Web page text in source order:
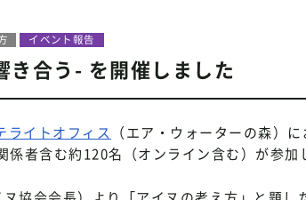
イベント報告
合う- を開催しました
ライトオフィス （エア・ウォーターの森）
者含む約120名（オンライン含む）が参加